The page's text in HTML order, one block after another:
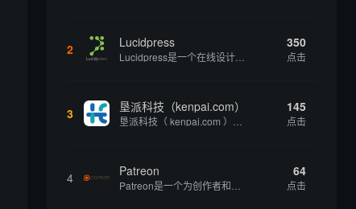
2 Lucidpress 350
点击
3 垦派科技（kenpai.com） 145
点击
4 Patreon 64
点击